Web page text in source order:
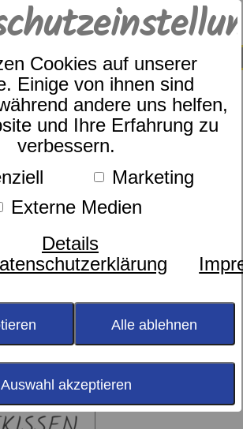
Cookies auf unserer
Einige von ihnen sind
andere uns helfen,
und Ihre Erfahrung zu
verbessern.
Marketing
Externe Medien
Details
Alle ablehnen
Auswahl akzeptieren
SUCHE
0
ist anders. Jeder liegt
weil Entspannung auch
passendes Kissen, das den
Halswirbelbereich aktiv